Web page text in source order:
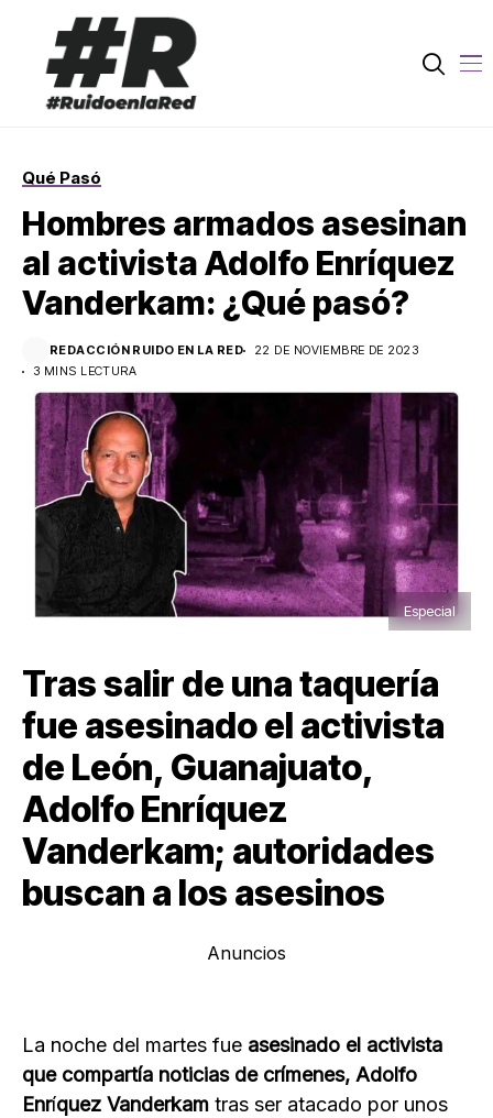
Qué Pasó
Hombres armados asesinan
al activista Adolfo Enríquez
Vanderkam: ¿Qué pasó?
REDACCIÓN RUIDO EN LA RED
22 DE NOVIEMBRE DE 2023
3 MINS LECTURA
Especial
Tras salir de una taquería
fue asesinado el activista
de León, Guanajuato,
Adolfo Enríquez
Vanderkam; autoridades
buscan a los asesinos
Anuncios
La noche del martes fue asesinado el activista
que compartía noticias de crímenes, Adolfo
Enríquez Vanderkam tras ser atacado por unos